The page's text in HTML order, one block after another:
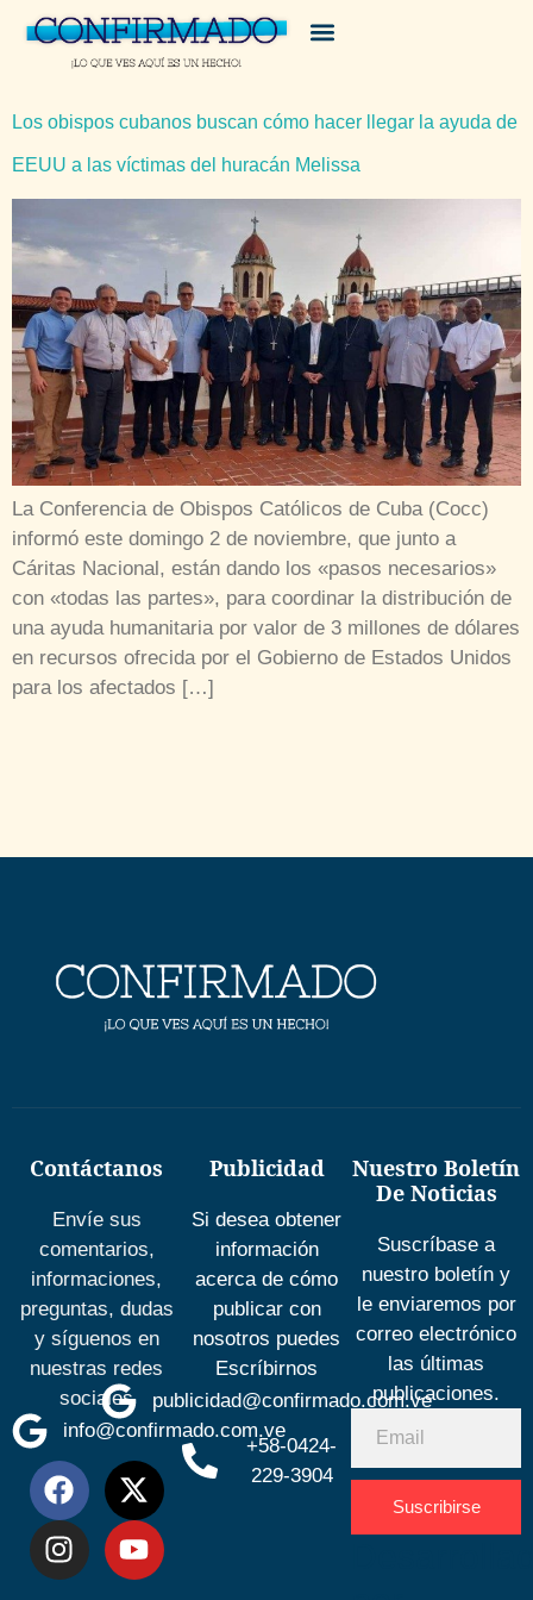
Los obispos cubanos buscan cómo hacer llegar la ayuda de
EEUU a las víctimas del huracán Melissa
La Conferencia de Obispos Católicos de Cuba (Cocc)
informó este domingo 2 de noviembre, que junto a
Cáritas Nacional, están dando los «pasos necesarios»
con «todas las partes», para coordinar la distribución de
una ayuda humanitaria por valor de 3 millones de dólares
en recursos ofrecida por el Gobierno de Estados Unidos
para los afectados […]
Contáctanos
Envíe sus
comentarios,
informaciones,
preguntas, dudas
y síguenos en
nuestras redes
sociales
info@confirmado.com.ve
Publicidad
Si desea obtener
información
acerca de cómo
publicar con
nosotros puedes
Escríbirnos
publicidad@confirmado.com.ve
+58-0424-
229-3904
Nuestro Boletín
De Noticias
Suscríbase a
nuestro boletín y
le enviaremos por
correo electrónico
las últimas
publicaciones.
Suscribirse